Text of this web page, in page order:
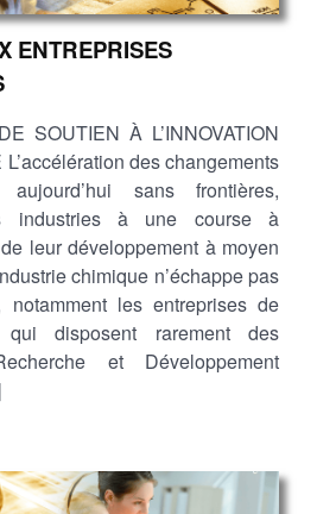
ENTREPRISES
SOUTIEN À L’INNOVATION
des changements
aujourd’hui sans frontières,
industries à une course à
leur développement à moyen
chimique n’échappe pas
les entreprises de
disposent rarement des
et Développement